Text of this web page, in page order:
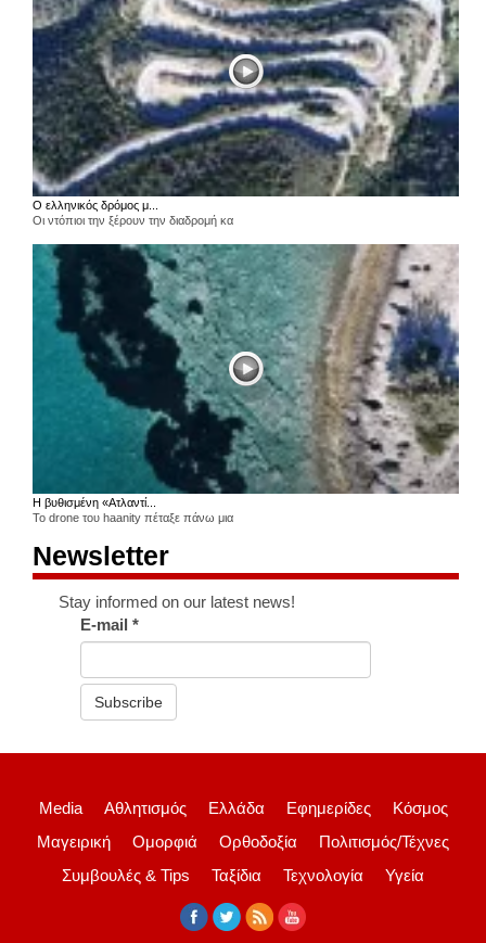
Ο ελληνικός δρόμος μ...
Οι ντόπιοι την ξέρουν την διαδρομή κα
Η βυθισμένη «Ατλαντί...
Το drone του haanity πέταξε πάνω μια
Newsletter
Stay informed on our latest news!
E-mail*
Subscribe
Media Αθλητισμός Ελλάδα Εφημερίδες
Κόσμος
Μαγειρική
Ομορφιά Ορθοδοξία
Πολιτισμός/Τέχνες
Συμβουλές & Tips
Ταξίδια Τεχνολογία Υγεία